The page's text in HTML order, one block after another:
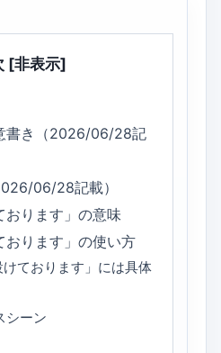
[非表示]
書き（2026/06/28記
06/28記載）
おります」の意味
おります」の使い方
けております」には具体
シーン